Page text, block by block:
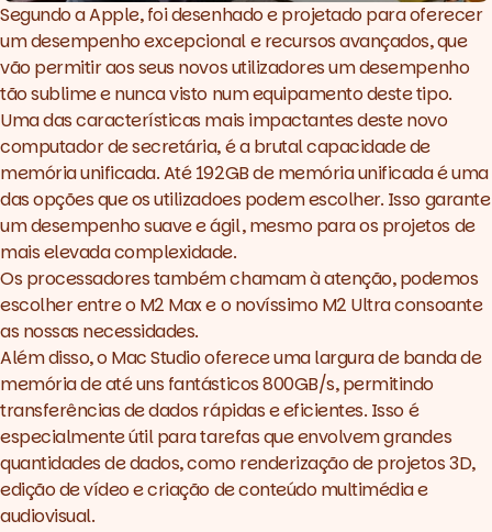
Segundo a Apple, foi desenhado e projetado para oferecer
um desempenho excepcional e recursos avançados, que
vão permitir aos seus novos utilizadores um desempenho
tão sublime e nunca visto num equipamento deste tipo.
Uma das características mais impactantes deste novo
computador de secretária, é a brutal capacidade de
memória unificada. Até 192GB de memória unificada é uma
das opções que os utilizadoes podem escolher. Isso garante
um desempenho suave e ágil, mesmo para os projetos de
mais elevada complexidade.
Os processadores também chamam à atenção, podemos
escolher entre o M2 Max e o novíssimo M2 Ultra consoante
as nossas necessidades.
Além disso, o Mac Studio oferece uma largura de banda de
memória de até uns fantásticos 800GB/s, permitindo
transferências de dados rápidas e eficientes. Isso é
especialmente útil para tarefas que envolvem grandes
quantidades de dados, como renderização de projetos 3D,
edição de vídeo e criação de conteúdo multimédia e
audiovisual.